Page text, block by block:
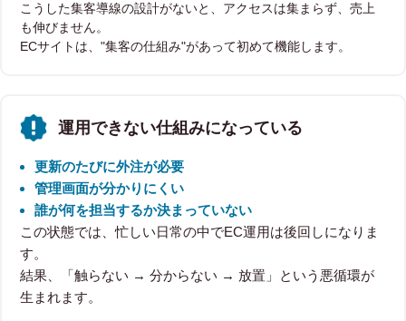
こうした集客導線の設計がないと、アクセスは集まらず、売上
も伸びません。
ECサイトは、"集客の仕組み"があって初めて機能します。
運用できない仕組みになっている
更新のたびに外注が必要
管理画面が分かりにくい
誰が何を担当するか決まっていない
この状態では、忙しい日常の中でEC運用は後回しになりま
す。
結果、「触らない → 分からない → 放置」という悪循環が
生まれます。